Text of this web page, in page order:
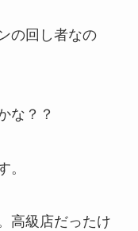
の回し者なの
な？？
。
高級店だったけ